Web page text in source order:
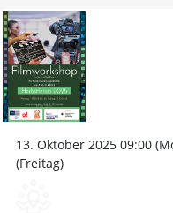
13. Oktober 2025 09:00
(Freitag)